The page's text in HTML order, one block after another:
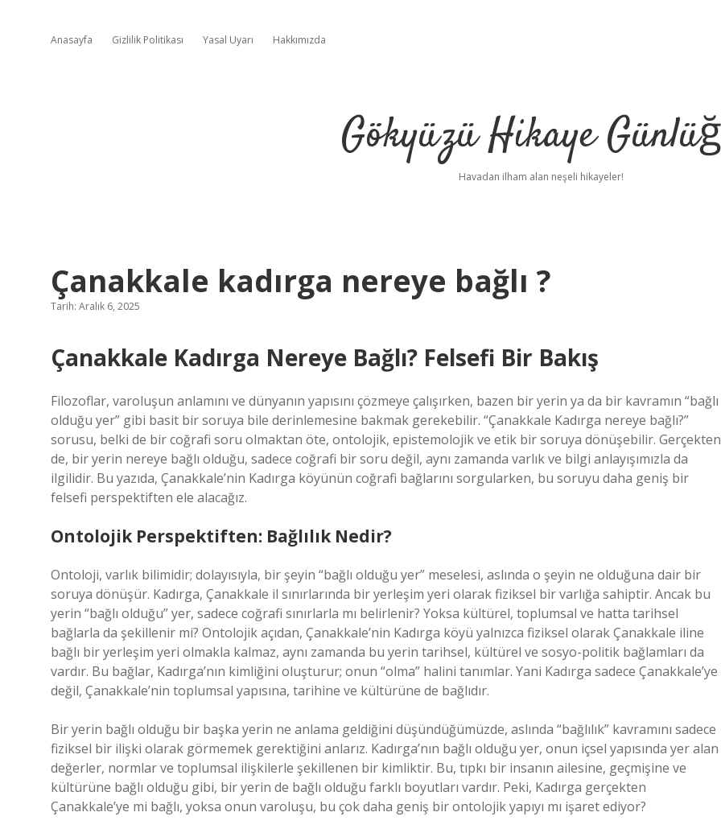
Anasayfa Gizlilik Politikası Yasal Uyarı Hakkımızda
Gökyüzü Hikaye
Havadan ilham alan neşeli hikayeler!
Çanakkale kadırga nereye bağlı ?
Tarih: Aralık 6, 2025
Çanakkale Kadırga Nereye Bağlı? Felsefi Bir Bakış
Filozoflar, varoluşun anlamını ve dünyanın yapısını çözmeye çalışırken, bazen bir yerin ya da bir kavramın “bağlı
olduğu yer” gibi basit bir soruya bile derinlemesine bakmak gerekebilir. “Çanakkale Kadırga nereye bağlı?”
sorusu, belki de bir coğrafi soru olmaktan öte, ontolojik, epistemolojik ve etik bir soruya dönüşebilir. Gerçekten
de, bir yerin nereye bağlı olduğu, sadece coğrafi bir soru değil, aynı zamanda varlık ve bilgi anlayışımızla da
ilgilidir. Bu yazıda, Çanakkale’nin Kadırga köyünün coğrafi bağlarını sorgularken, bu soruyu daha geniş bir
felsefi perspektiften ele alacağız.
Ontolojik Perspektiften: Bağlılık Nedir?
Ontoloji, varlık bilimidir; dolayısıyla, bir şeyin “bağlı olduğu yer” meselesi, aslında o şeyin ne olduğuna dair bir
soruya dönüşür. Kadırga, Çanakkale il sınırlarında bir yerleşim yeri olarak fiziksel bir varlığa sahiptir. Ancak bu
yerin “bağlı olduğu” yer, sadece coğrafi sınırlarla mı belirlenir? Yoksa kültürel, toplumsal ve hatta tarihsel
bağlarla da şekillenir mi? Ontolojik açıdan, Çanakkale’nin Kadırga köyü yalnızca fiziksel olarak Çanakkale iline
bağlı bir yerleşim yeri olmakla kalmaz, aynı zamanda bu yerin tarihsel, kültürel ve sosyo-politik bağlamları da
vardır. Bu bağlar, Kadırga’nın kimliğini oluşturur; onun “olma” halini tanımlar. Yani Kadırga sadece Çanakkale’ye
değil, Çanakkale’nin toplumsal yapısına, tarihine ve kültürüne de bağlıdır.
Bir yerin bağlı olduğu bir başka yerin ne anlama geldiğini düşündüğümüzde, aslında “bağlılık” kavramını sadece
fiziksel bir ilişki olarak görmemek gerektiğini anlarız. Kadırga’nın bağlı olduğu yer, onun içsel yapısında yer alan
değerler, normlar ve toplumsal ilişkilerle şekillenen bir kimliktir. Bu, tıpkı bir insanın ailesine, geçmişine ve
kültürüne bağlı olduğu gibi, bir yerin de bağlı olduğu farklı boyutları vardır. Peki, Kadırga gerçekten
Çanakkale’ye mi bağlı, yoksa onun varoluşu, bu çok daha geniş bir ontolojik yapıyı mı işaret ediyor?